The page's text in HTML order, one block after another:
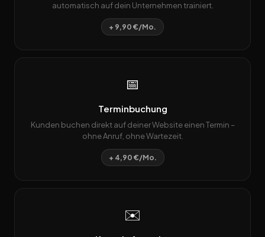
automatisch auf dein Unternehmen trainiert.
+ 9,90 €/Mo.
📅
Terminbuchung
Kunden buchen direkt auf deiner Website einen Termin –
ohne Anruf, ohne Wartezeit.
+ 4,90 €/Mo.
✉️